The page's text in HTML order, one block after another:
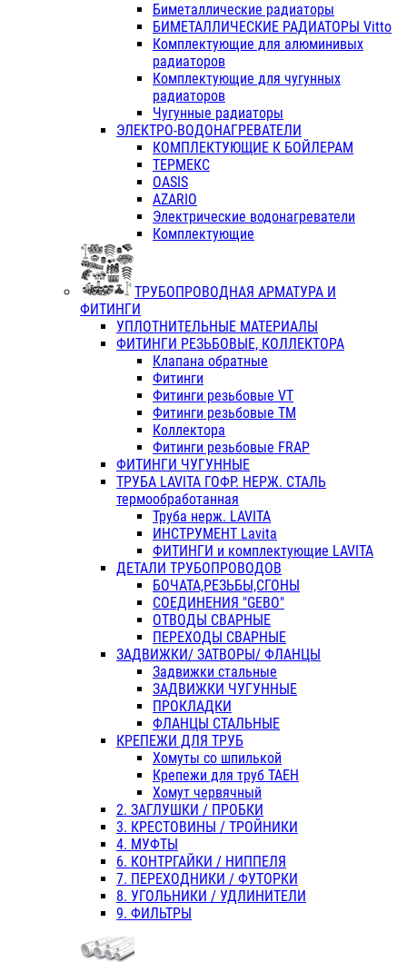
Биметаллические радиаторы
БИМЕТАЛЛИЧЕСКИЕ РАДИАТОРЫ Vitto
Комплектующие для алюминивых
радиаторов
Комплектующие для чугунных
радиаторов
Чугунные радиаторы
ЭЛЕКТРО-ВОДОНАГРЕВАТЕЛИ
КОМПЛЕКТУЮЩИЕ К БОЙЛЕРАМ
ТЕРМЕКС
OASIS
AZARIO
Электрические водонагреватели
Комплектующие
ТРУБОПРОВОДНАЯ АРМАТУРА И
ФИТИНГИ
УПЛОТНИТЕЛЬНЫЕ МАТЕРИАЛЫ
ФИТИНГИ РЕЗЬБОВЫЕ, КОЛЛЕКТОРА
Клапана обратные
Фитинги
Фитинги резьбовые VT
Фитинги резьбовые ТМ
Коллектора
Фитинги резьбовые FRAP
ФИТИНГИ ЧУГУННЫЕ
ТРУБА LAVITA ГОФР. НЕРЖ. СТАЛЬ
термообработанная
Труба нерж. LAVITA
ИНСТРУМЕНТ Lavita
ФИТИНГИ и комплектующие LAVITA
ДЕТАЛИ ТРУБОПРОВОДОВ
БОЧАТА,РЕЗЬБЫ,СГОНЫ
СОЕДИНЕНИЯ "GEBO"
ОТВОДЫ СВАРНЫЕ
ПЕРЕХОДЫ СВАРНЫЕ
ЗАДВИЖКИ/ ЗАТВОРЫ/ ФЛАНЦЫ
Задвижки стальные
ЗАДВИЖКИ ЧУГУННЫЕ
ПРОКЛАДКИ
ФЛАНЦЫ СТАЛЬНЫЕ
КРЕПЕЖИ ДЛЯ ТРУБ
Хомуты со шпилькой
Крепежи для труб ТАЕН
Хомут червячный
2. ЗАГЛУШКИ / ПРОБКИ
3. КРЕСТОВИНЫ / ТРОЙНИКИ
4. МУФТЫ
6. КОНТРГАЙКИ / НИППЕЛЯ
7. ПЕРЕХОДНИКИ / ФУТОРКИ
8. УГОЛЬНИКИ / УДЛИНИТЕЛИ
9. ФИЛЬТРЫ